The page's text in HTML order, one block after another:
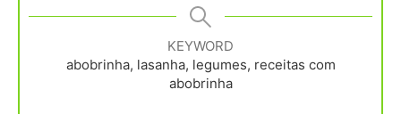
KEYWORD
abobrinha, lasanha, legumes, receitas com
abobrinha